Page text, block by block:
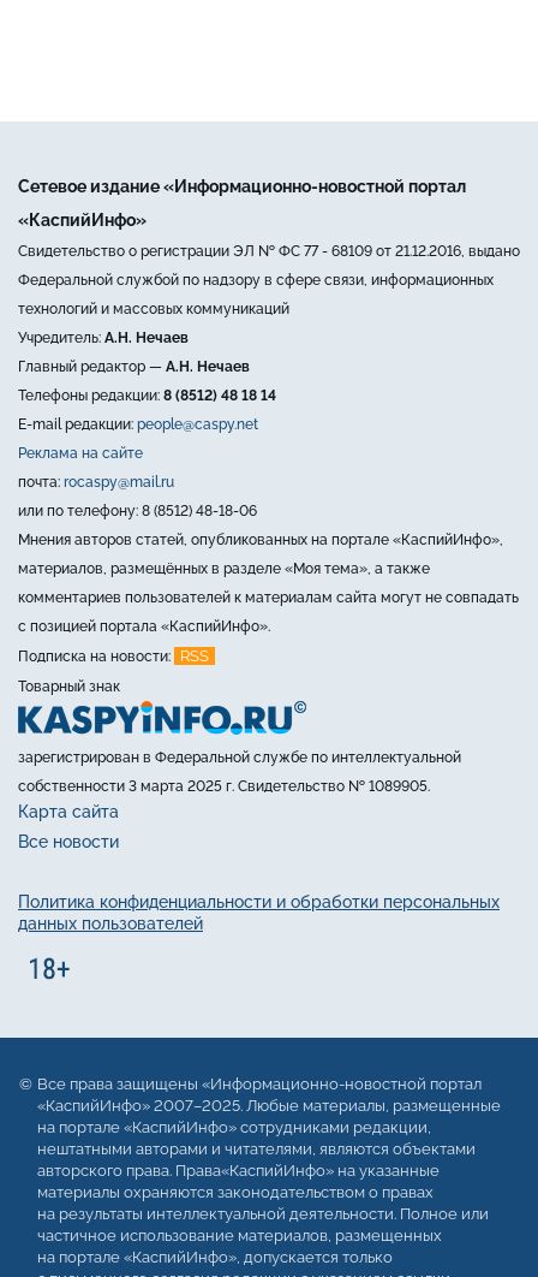
Сетевое издание «Информационно-новостной портал
«КаспийИнфо»
Свидетельство о регистрации ЭЛ № ФС 77 - 68109 от 21.12.2016, выдано
Федеральной службой по надзору в сфере связи, информационных
технологий и массовых коммуникаций
Учредитель: А.Н. Нечаев
Главный редактор — А.Н. Нечаев
Телефоны редакции: 8 (8512) 48 18 14
E-mail редакции: people@caspy.net
Реклама на сайте
почта: rocaspy@mail.ru
или по телефону: 8 (8512) 48-18-06
Мнения авторов статей, опубликованных на портале «КаспийИнфо»,
материалов, размещённых в разделе «Моя тема», а также
комментариев пользователей к материалам сайта могут не совпадать
с позицией портала «КаспийИнфо».
Подписка на новости:
RSS
Товарный знак
зарегистрирован в Федеральной службе по интеллектуальной
собственности 3 марта 2025 г. Свидетельство № 1089905.
Карта сайта
Все новости
Политика конфиденциальности и обработки персональных
данных пользователей
Все права защищены «Информационно-новостной портал
«КаспийИнфо» 2007–2025. Любые материалы, размещенные
на портале «КаспийИнфо» сотрудниками редакции,
нештатными авторами и читателями, являются объектами
авторского права. Права«КаспийИнфо» на указанные
материалы охраняются законодательством о правах
на результаты интеллектуальной деятельности. Полное или
частичное использование материалов, размещенных
на портале «КаспийИнфо», допускается только